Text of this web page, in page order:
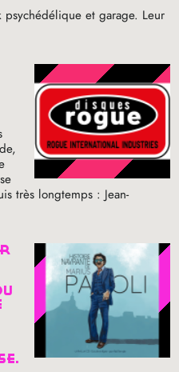
et garage. Leur
très longtemps : Jean-